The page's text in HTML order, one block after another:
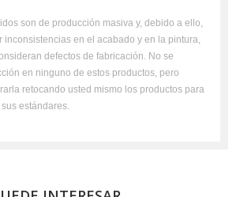
son de producción masiva y, debido a ello,
inconsistencias en el acabado y en la pintura,
defectos de fabricación. No se
en ninguno de estos productos, pero
retocando usted mismo los productos para
estándares.